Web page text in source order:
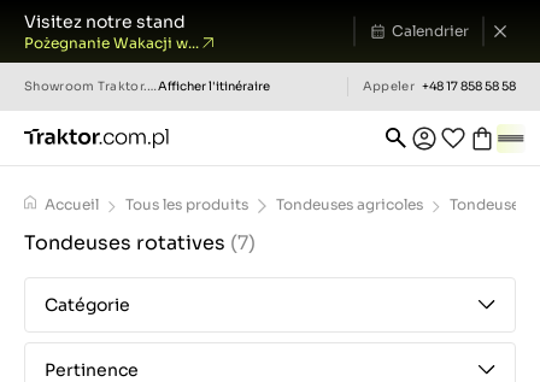
Visitez notre stand
Pożegnanie Wakacji w...
Calendrier
Showroom Traktor.com.pl Afficher l'itinéraire Appeler +48 17 858 58 58
Accueil Tous les produits Tondeuses agricoles Tondeuses
Tondeuses rotatives (7)
Catégorie
Pertinence